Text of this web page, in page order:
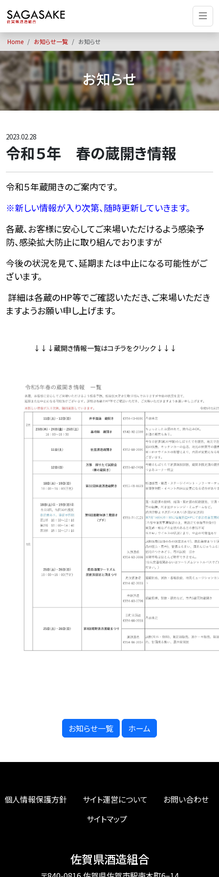
Home お知らせ一覧 お知らせ
お知らせ
2023.02.28
令和５年 春の蔵開き情報
令和５年蔵開きのご案内です。
※新しい情報が入り次第、随時更新していきます。
各蔵、お客様に安心してご来場いただけるよう感染予
防、感染拡大防止に取り組んでおりますが
今後の状況を見て、延期または中止になる可能性がご
ざいます。
詳細は各蔵のHP等でご確認いただき、ご来場いただき
ますようお願い申し上げます。
↓↓↓蔵開き情報一覧はコチラをクリック↓↓↓
お知らせ一覧 ホーム
個人情報保護方針 サイト運営について
お問い合わせ
サイトマップ
佐賀県酒造組合